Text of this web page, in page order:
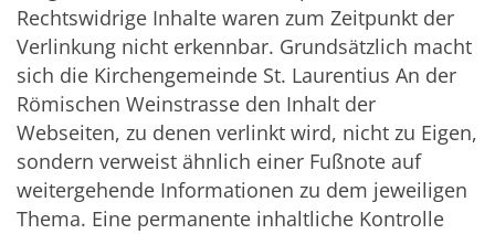
Rechtswidrige Inhalte waren zum Zeitpunkt der
Verlinkung nicht erkennbar. Grundsätzlich macht
sich die Kirchengemeinde St. Laurentius An der
Römischen Weinstrasse den Inhalt der
Webseiten, zu denen verlinkt wird, nicht zu Eigen,
sondern verweist ähnlich einer Fußnote auf
weitergehende Informationen zu dem jeweiligen
Thema. Eine permanente inhaltliche Kontrolle